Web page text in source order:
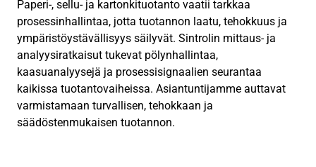
Paperi-, sellu- ja kartonkituotanto vaatii tarkkaa
prosessinhallintaa, jotta tuotannon laatu, tehokkuus ja
ympäristöystävällisyys säilyvät. Sintrolin mittaus- ja
analyysiratkaisut tukevat pölynhallintaa,
kaasuanalyysejä ja prosessisignaalien seurantaa
kaikissa tuotantovaiheissa. Asiantuntijamme auttavat
varmistamaan turvallisen, tehokkaan ja
säädöstenmukaisen tuotannon.